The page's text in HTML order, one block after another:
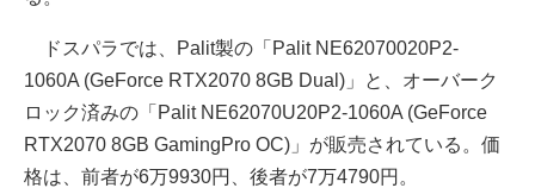
ドスパラでは、Palit製の「Palit NE62070020P2-
1060A (GeForce RTX2070 8GB Dual)」と、オーバーク
ロック済みの「Palit NE62070U20P2-1060A (GeForce
RTX2070 8GB GamingPro OC)」が販売されている。価
格は、前者が6万9930円、後者が7万4790円。